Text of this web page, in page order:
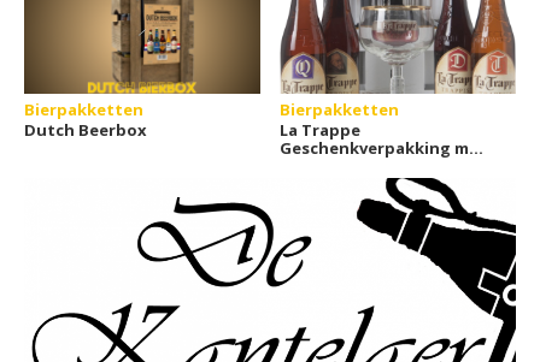
Bierpakketten
Dutch Beerbox
Bierpakketten
La Trappe
Geschenkverpakking met